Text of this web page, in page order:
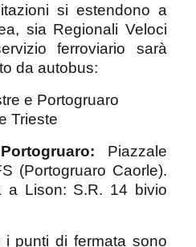
si estendono a
sia Regionali Veloci
ferroviario sarà
da autobus:
e Portogruaro
Trieste
Piazzale
(Portogruaro Caorle).
a Lison: S.R. 14 bivio
i punti di fermata sono